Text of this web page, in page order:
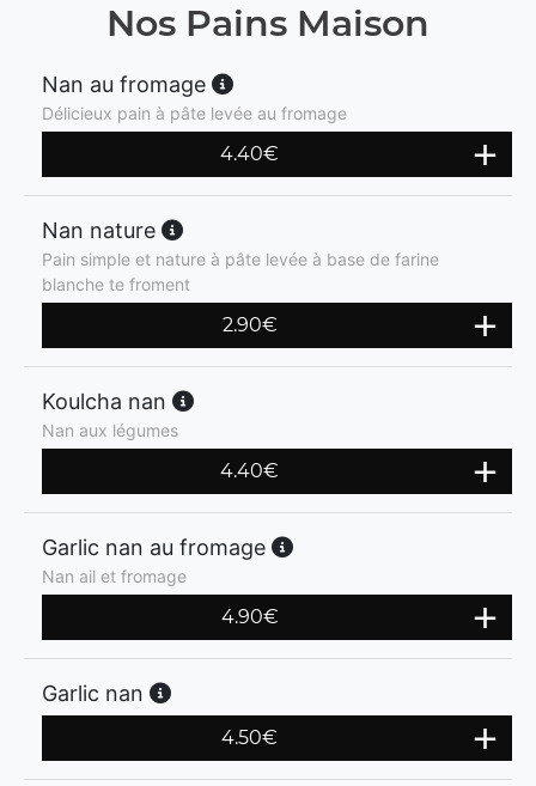
Nos Pains Maison
Nan au fromage
Délicieux pain à pâte levée au fromage
4.40€
Nan nature
Pain simple et nature à pâte levée à base de farine
blanche te froment
2.90€
Koulcha nan
Nan aux légumes
4.40€
Garlic nan au fromage
Nan ail et fromage
4.90€
Garlic nan
4.50€